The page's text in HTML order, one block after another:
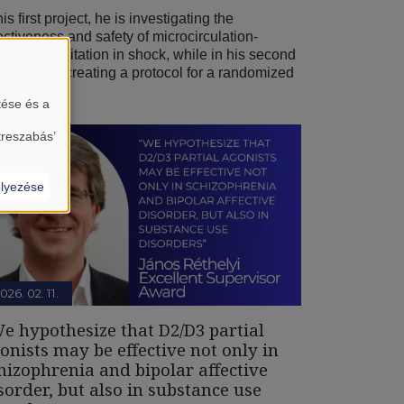
first project, he is investigating the
and safety of microcirculation-
resuscitation in shock, while in his second
he is creating a protocol for a randomized
02. 11.
hypothesize that D2/D3 partial
may be effective not only in
and bipolar affective
but also in substance use
és a